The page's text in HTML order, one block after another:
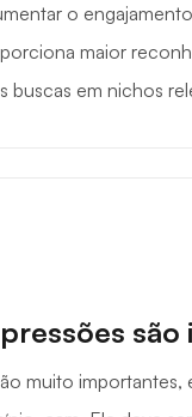
o
maior
buscas em nichos
muito importantes,